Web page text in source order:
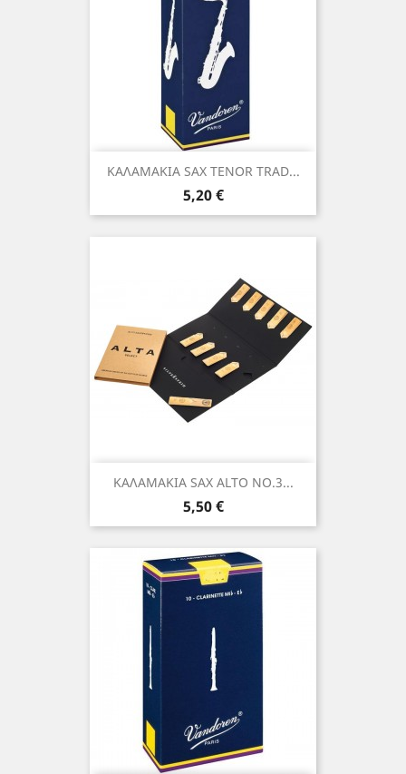
ΚΑΛΑΜΑΚΙΑ SAX TENOR TRAD...
Τιμή
5,20 €
ΚΑΛΑΜΑΚΙΑ SAX ALTO NO.3...
Τιμή
5,50 €